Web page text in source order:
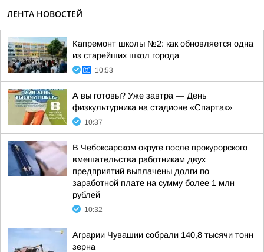
ЛЕНТА НОВОСТЕЙ
Капремонт школы №2: как обновляется одна
из старейших школ города
10:53
А вы готовы? Уже завтра — День
физкультурника на стадионе «Спартак»
10:37
В Чебоксарском округе после прокурорского
вмешательства работникам двух
предприятий выплачены долги по
заработной плате на сумму более 1 млн
рублей
10:32
Аграрии Чувашии собрали 140,8 тысячи тонн
зерна